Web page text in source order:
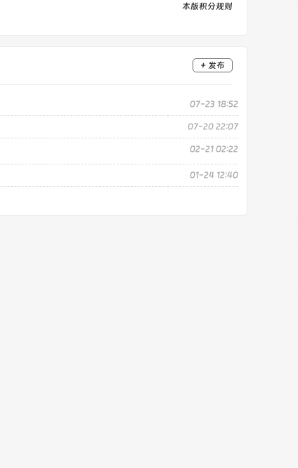
本版积分规则
+ 发布
07-23 18:52
07-20 22:07
02-21 02:22
01-24 12:40